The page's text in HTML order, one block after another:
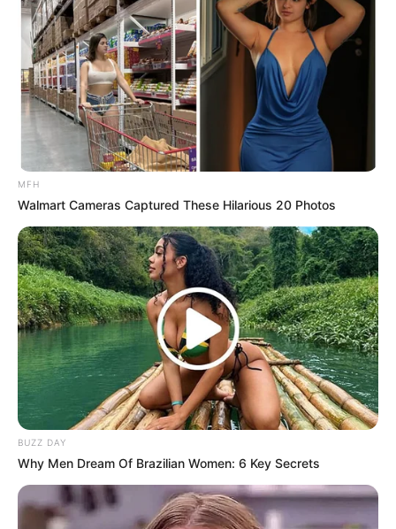
Serem! 9 Chat Ojek Online &
Pelanggan Ini Bikin Auto
Merinding
Bikin Ngakak, 10 Potret
Cosplay Murah Pakai Bahan
Seadanya
Anti Mainstream, 10 Cara
Membawa Barang Belanjaan
Versi Warga Thailand
MFH
Walmart Cameras Captured These Hilarious 20 Photos
BUZZ DAY
Why Men Dream Of Brazilian Women: 6 Key Secrets